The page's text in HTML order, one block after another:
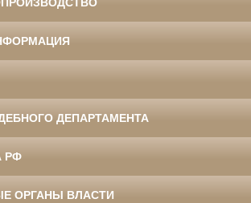
ДЕПАРТАМЕНТА
РФ
ОРГАНЫ ВЛАСТИ